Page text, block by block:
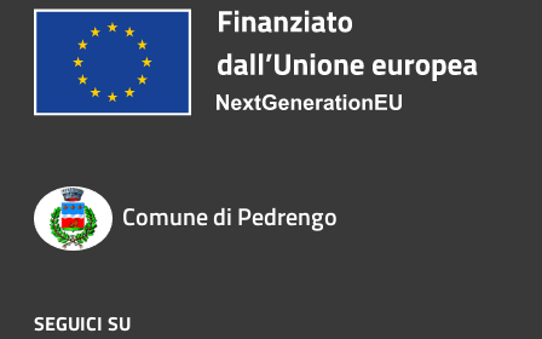
Comune di Pedrengo
SEGUICI SU